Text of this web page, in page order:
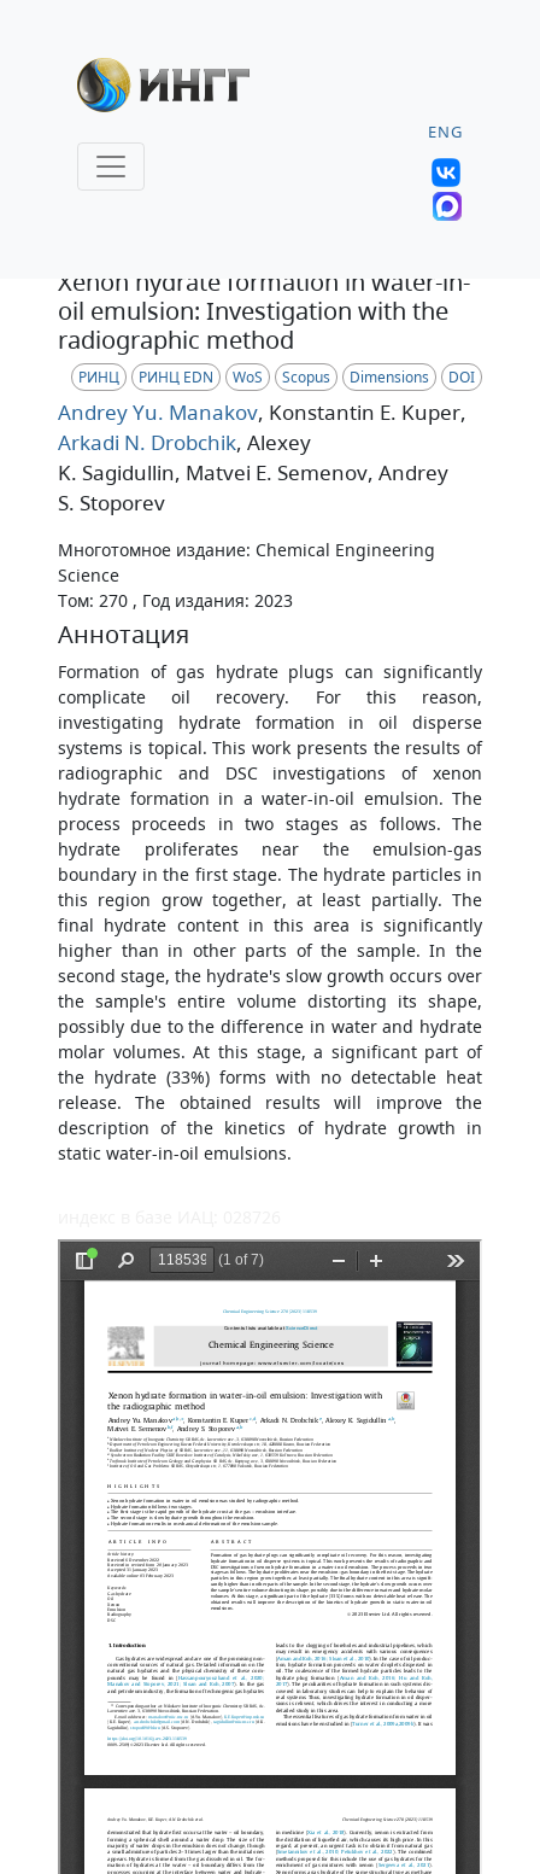
ENG
Xenon hydrate formation in water-in-
oil emulsion: Investigation with the
radiographic method
РИНЦ РИНЦ EDN WoS Scopus Dimensions DOI
Andrey Yu. Manakov, Konstantin E. Kuper,
Arkadi N. Drobchik, Alexey
K. Sagidullin, Matvei E. Semenov, Andrey
S. Stoporev
Многотомное издание: Chemical Engineering
Science
Том: 270 , Год издания: 2023
Аннотация
Formation of gas hydrate plugs can significantly
complicate oil recovery. For this reason,
investigating hydrate formation in oil disperse
systems is topical. This work presents the results of
radiographic and DSC investigations of xenon
hydrate formation in a water-in-oil emulsion. The
process proceeds in two stages as follows. The
hydrate proliferates near the emulsion-gas
boundary in the first stage. The hydrate particles in
this region grow together, at least partially. The
final hydrate content in this area is significantly
higher than in other parts of the sample. In the
second stage, the hydrate's slow growth occurs over
the sample's entire volume distorting its shape,
possibly due to the difference in water and hydrate
molar volumes. At this stage, a significant part of
the hydrate (33%) forms with no detectable heat
release. The obtained results will improve the
description of the kinetics of hydrate growth in
static water-in-oil emulsions.